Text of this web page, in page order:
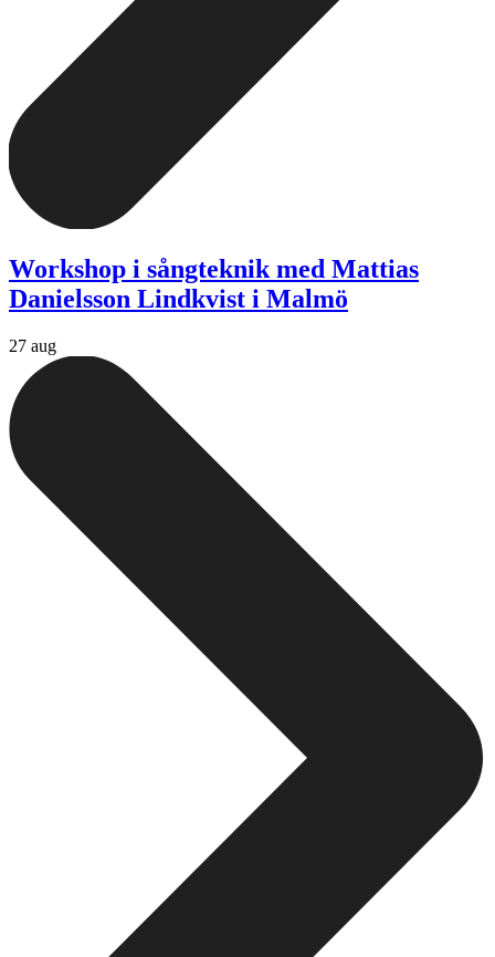
Workshop i sångteknik med Mattias
Danielsson Lindkvist i Malmö
27 aug